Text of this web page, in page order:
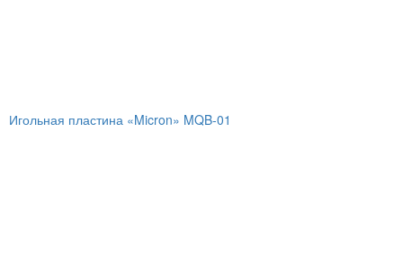
Игольная пластина «Micron» MQB-01